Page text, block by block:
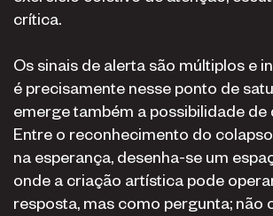
crítica.
Os sinais de alerta são múltiplos e
é precisamente nesse ponto de
emerge também a possibilidade de
Entre o reconhecimento do
na esperança, desenha-se um
onde a criação artística pode
resposta, mas como pergunta; não